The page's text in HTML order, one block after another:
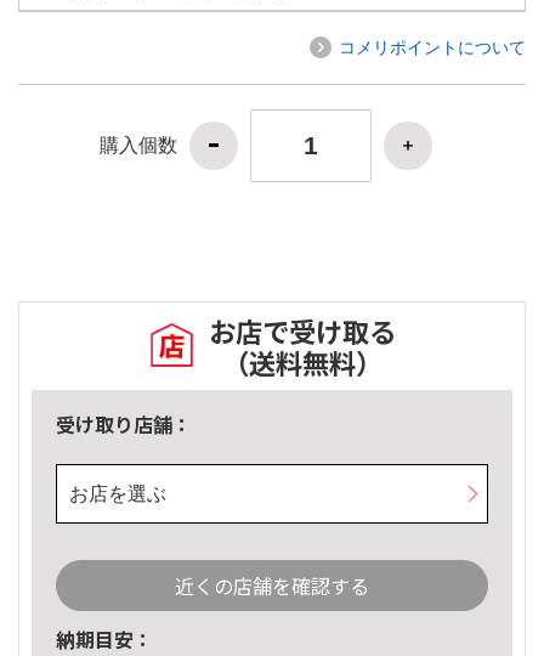
コメリポイントについて
購入個数
お店で受け取る
（送料無料）
受け取り店舗：
お店を選ぶ
近くの店舗を確認する
納期目安：